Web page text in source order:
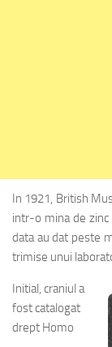
In 1921, British
intr-o mina de zinc
data au dat peste
trimise unui
Initial, craniul a
fost catalogat
drept Homo